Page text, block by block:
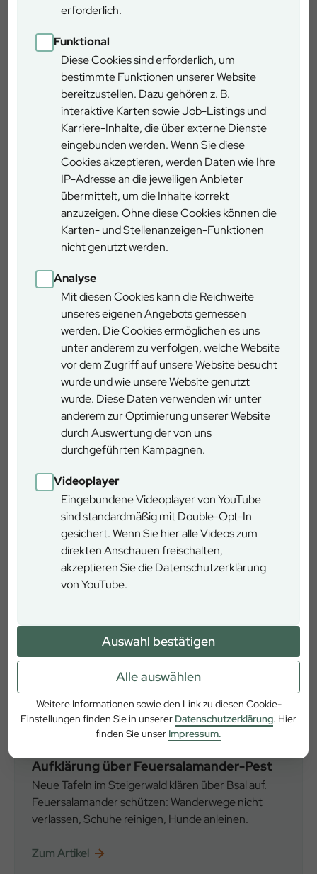
erforderlich.
Funktional
Diese Cookies sind erforderlich, um
bestimmte Funktionen unserer Website
bereitzustellen. Dazu gehören z. B.
interaktive Karten sowie Job-Listings und
Karriere-Inhalte, die über externe Dienste
eingebunden werden. Wenn Sie diese
Cookies akzeptieren, werden Daten wie Ihre
IP-Adresse an die jeweiligen Anbieter
übermittelt, um die Inhalte korrekt
anzuzeigen. Ohne diese Cookies können die
Karten- und Stellenanzeigen-Funktionen
nicht genutzt werden.
Analyse
Mit diesen Cookies kann die Reichweite
unseres eigenen Angebots gemessen
werden. Die Cookies ermöglichen es uns
unter anderem zu verfolgen, welche Website
vor dem Zugriff auf unsere Website besucht
wurde und wie unsere Website genutzt
wurde. Diese Daten verwenden wir unter
anderem zur Optimierung unserer Website
durch Auswertung der von uns
durchgeführten Kampagnen.
Videoplayer
Eingebundene Videoplayer von YouTube
sind standardmäßig mit Double-Opt-In
gesichert. Wenn Sie hier alle Videos zum
direkten Anschauen freischalten,
akzeptieren Sie die Datenschutzerklärung
von YouTube.
Auswahl bestätigen
Alle auswählen
Weitere Informationen sowie den Link zu diesen Cookie-
Einstellungen finden Sie in unserer Datenschutzerklärung. Hier
finden Sie unser Impressum.
03.06.2025
Klimafitte Baumarten für die Saalforste
Die Saalforste pflanzen 20.000 Bäumchen für
klimastabile Mischwälder zwischen Leogang und
Unken – mit Fokus auf Buchen, Tannen und
Lärchen.
Zum Artikel
News
03.06.2025
100 Freiwillige sammeln Müll im
Ebersberger Forst
100 Helfer sammeln 850 kg Müll im Ebersberger
Forst. Ramadama trotz Regen – starker Einsatz für
Natur und saubere Wälder.
Zum Artikel
Aufklärung über Feuersalamander-Pest
Neue Tafeln im Steigerwald klären über Bsal auf.
Feuersalamander schützen: Wanderwege nicht
verlassen, Schuhe reinigen, Hunde anleinen.
Zum Artikel